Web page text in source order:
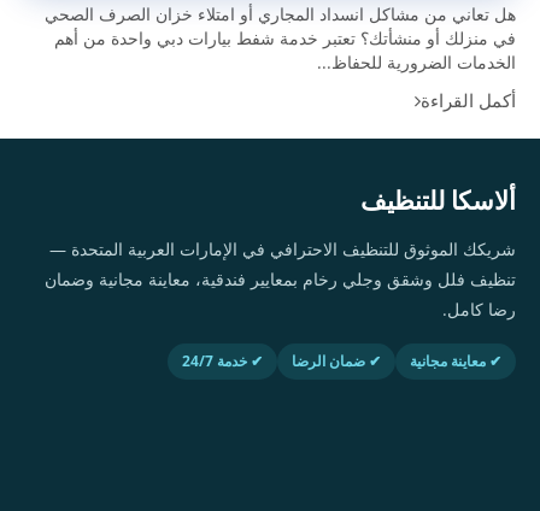
هل تعاني من مشاكل انسداد المجاري أو امتلاء خزان الصرف الصحي
في منزلك أو منشأتك؟ تعتبر خدمة شفط بيارات دبي واحدة من أهم
الخدمات الضرورية للحفاظ...
أكمل القراءة
ألاسكا للتنظيف
شريكك الموثوق للتنظيف الاحترافي في الإمارات العربية المتحدة —
تنظيف فلل وشقق وجلي رخام بمعايير فندقية، معاينة مجانية وضمان
رضا كامل.
✔ معاينة مجانية ✔ ضمان الرضا ✔ خدمة 24/7